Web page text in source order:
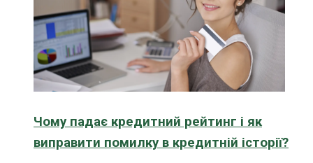
Чому падає кредитний рейтинг і як
виправити помилку в кредитній історії?